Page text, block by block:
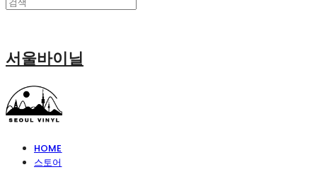
서울바이닐
HOME
스토어